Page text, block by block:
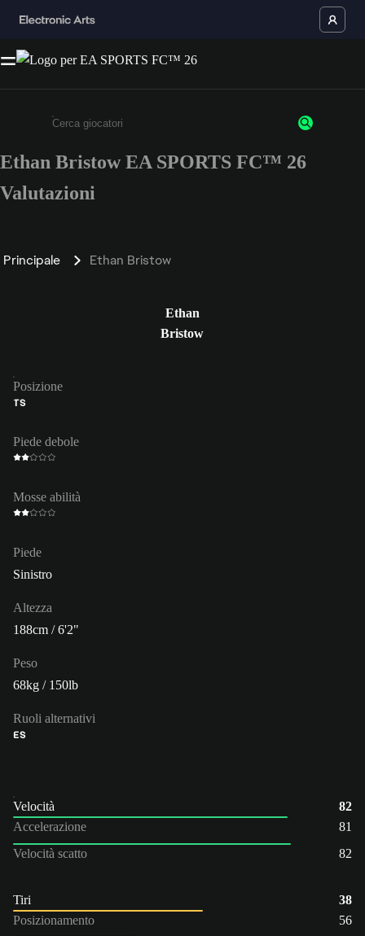
Inserisci un minimo di 3 caratteri o numeri.
Ethan Bristow EA SPORTS FC™ 26
Valutazioni
Principale Ethan Bristow
Ethan
Bristow
Posizione
TS
Piede debole
Mosse abilità
Piede
Sinistro
Altezza
188cm / 6'2"
Peso
68kg / 150lb
Ruoli alternativi
ES
Velocità
82
Accelerazione
81
Velocità scatto
82
Tiri
38
Posizionamento
56